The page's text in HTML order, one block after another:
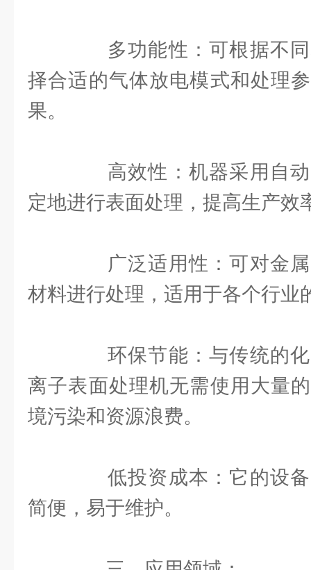
多功能性：可根据不同
择合适的气体放电模式和处理
果。
高效性：机器采用自动
定地进行表面处理，提高生产效
广泛适用性：可对金属
材料进行处理，适用于各个行业
环保节能：与传统的化
离子表面处理机无需使用大量
境污染和资源浪费。
低投资成本：它的设备
简便，易于维护。